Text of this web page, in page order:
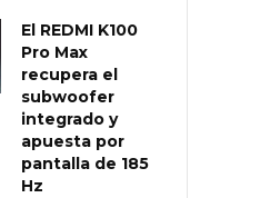
El REDMI K100
Pro Max
recupera el
subwoofer
integrado y
apuesta por
pantalla de 185
Hz